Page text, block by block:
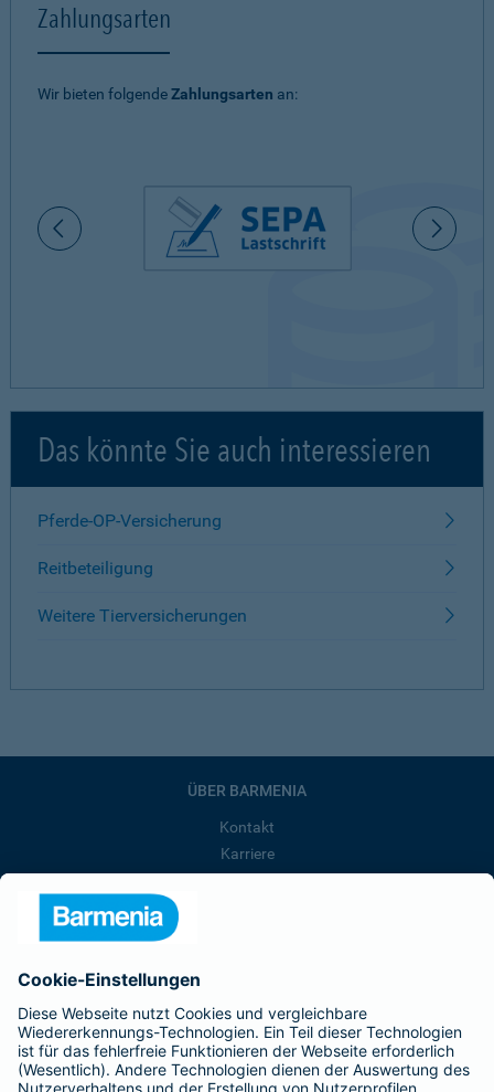
Zahlungsarten
Wir bieten folgendeZahlungsarten an:
Das könnte Sie auch interessieren
Pferde-OP-Versicherung
Reitbeteiligung
Weitere Tierversicherungen
ÜBER BARMENIA
Kontakt
Karriere
Barmenia ist Teil der BarmeniaGothaer
BELIEBTE SEITEN
Kranken-Zusatzversicherung